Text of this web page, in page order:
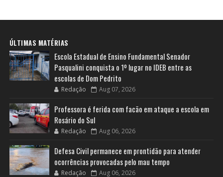
ÚLTIMAS MATÉRIAS
Escola Estadual de Ensino Fundamental Senador
Pasqualini conquista o 1º lugar no IDEB entre as
escolas de Dom Pedrito
Redação Aug 07, 2026
Professora é ferida com facão em ataque a escola em
Rosário do Sul
Redação Aug 06, 2026
Defesa Civil permanece em prontidão para atender
ocorrências provocadas pelo mau tempo
Redação Aug 06, 2026